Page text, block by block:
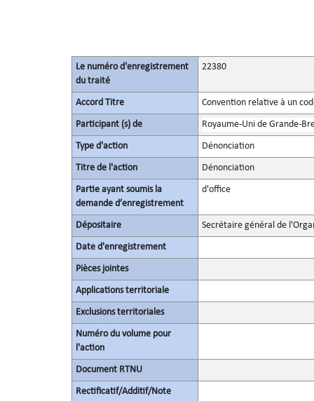
Le numéro d'enregistrement
du traité
22380
Accord Titre Convention relative à un
Participant (s) de Royaume-Uni de Grande-
Type d'action Dénonciation
Titre de l'action Dénonciation
Partie ayant soumis la
demande d’enregistrement
d'office
Dépositaire Secrétaire général de
Date d'enregistrement
Pièces jointes
Applications territoriale
Exclusions territoriales
Numéro du volume pour
l'action
Document RTNU
Rectificatif/Additif/Note